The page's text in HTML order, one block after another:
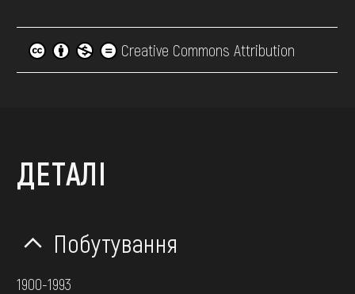
Creative Commons Attribution
ДЕТАЛІ
Побутування
1900-1993